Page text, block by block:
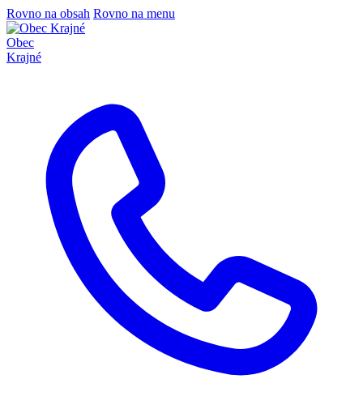
Rovno na obsah Rovno na menu
Obec
Krajné